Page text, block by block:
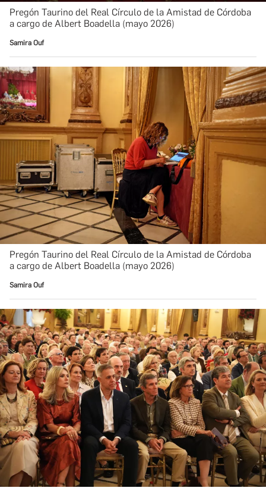
Pregón Taurino del Real Círculo de la Amistad de Córdoba
a cargo de Albert Boadella (mayo 2026)
Samira Ouf
Pregón Taurino del Real Círculo de la Amistad de Córdoba
a cargo de Albert Boadella (mayo 2026)
Samira Ouf